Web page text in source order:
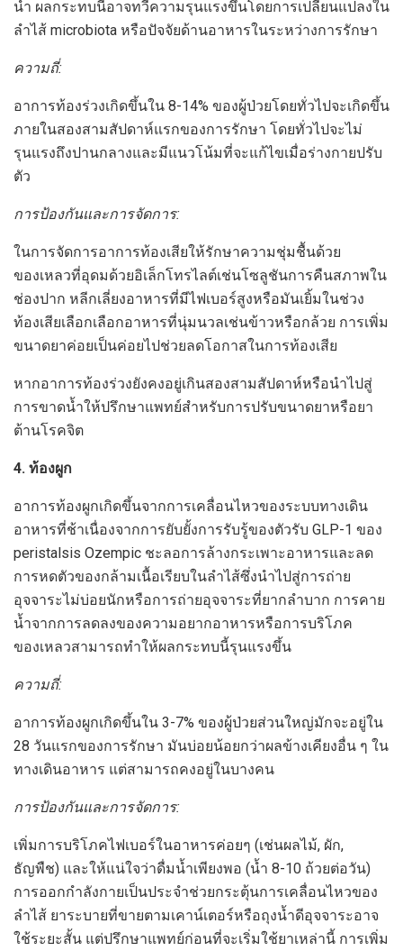
น้ำ ผลกระทบนี้อาจทวีความรุนแรงขึ้นโดยการเปลี่ยนแปลงใน
ลำไส้ microbiota หรือปัจจัยด้านอาหารในระหว่างการรักษา
ความถี่:
อาการท้องร่วงเกิดขึ้นใน 8-14% ของผู้ป่วยโดยทั่วไปจะเกิดขึ้น
ภายในสองสามสัปดาห์แรกของการรักษา โดยทั่วไปจะไม่
รุนแรงถึงปานกลางและมีแนวโน้มที่จะแก้ไขเมื่อร่างกายปรับ
ตัว
การป้องกันและการจัดการ:
ในการจัดการอาการท้องเสียให้รักษาความชุ่มชื้นด้วย
ของเหลวที่อุดมด้วยอิเล็กโทรไลต์เช่นโซลูชันการคืนสภาพใน
ช่องปาก หลีกเลี่ยงอาหารที่มีไฟเบอร์สูงหรือมันเยิ้มในช่วง
ท้องเสียเลือกเลือกอาหารที่นุ่มนวลเช่นข้าวหรือกล้วย การเพิ่ม
ขนาดยาค่อยเป็นค่อยไปช่วยลดโอกาสในการท้องเสีย
หากอาการท้องร่วงยังคงอยู่เกินสองสามสัปดาห์หรือนำไปสู่
การขาดน้ำให้ปรึกษาแพทย์สำหรับการปรับขนาดยาหรือยา
ต้านโรคจิต
4. ท้องผูก
อาการท้องผูกเกิดขึ้นจากการเคลื่อนไหวของระบบทางเดิน
อาหารที่ช้าเนื่องจากการยับยั้งการรับรู้ของตัวรับ GLP-1 ของ
peristalsis Ozempic ชะลอการล้างกระเพาะอาหารและลด
การหดตัวของกล้ามเนื้อเรียบในลำไส้ซึ่งนำไปสู่การถ่าย
อุจจาระไม่บ่อยนักหรือการถ่ายอุจจาระที่ยากลำบาก การคาย
น้ำจากการลดลงของความอยากอาหารหรือการบริโภค
ของเหลวสามารถทำให้ผลกระทบนี้รุนแรงขึ้น
ความถี่:
อาการท้องผูกเกิดขึ้นใน 3-7% ของผู้ป่วยส่วนใหญ่มักจะอยู่ใน
28 วันแรกของการรักษา มันบ่อยน้อยกว่าผลข้างเคียงอื่น ๆ ใน
ทางเดินอาหาร แต่สามารถคงอยู่ในบางคน
การป้องกันและการจัดการ:
เพิ่มการบริโภคไฟเบอร์ในอาหารค่อยๆ (เช่นผลไม้, ผัก,
ธัญพืช) และให้แน่ใจว่าดื่มน้ำเพียงพอ (น้ำ 8-10 ถ้วยต่อวัน)
การออกกำลังกายเป็นประจำช่วยกระตุ้นการเคลื่อนไหวของ
ลำไส้ ยาระบายที่ขายตามเคาน์เตอร์หรือถุงน้ำดีอุจจาระอาจ
ใช้ระยะสั้น แต่ปรึกษาแพทย์ก่อนที่จะเริ่มใช้ยาเหล่านี้ การเพิ่ม